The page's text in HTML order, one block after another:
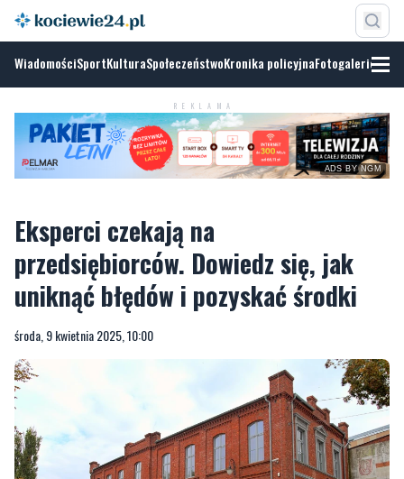
WiadomościSportKulturaSpołeczeństwoKronika policyjnaFotogalerie
REKLAMA
ADS BY NGM
Eksperci czekają na
przedsiębiorców. Dowiedz się, jak
uniknąć błędów i pozyskać środki
środa, 9 kwietnia 2025, 10:00